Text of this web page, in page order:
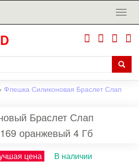
Флешка Силиконовая Браслет Слап
Браслет Слап
оранжевый 4 Гб
цена
В наличии